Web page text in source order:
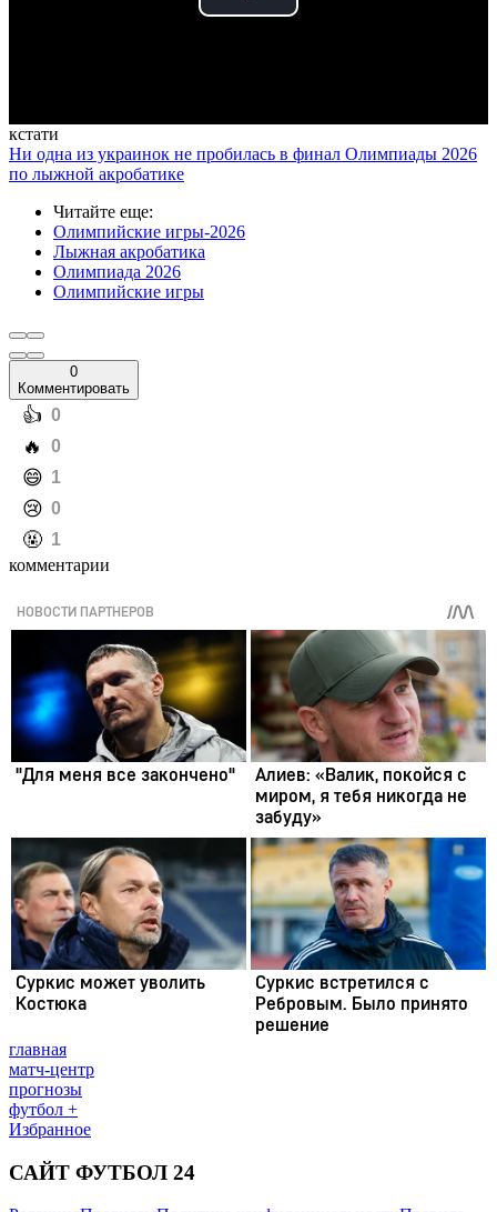
Play
кстати
Ни одна из украинок не пробилась в финал Олимпиады 2026
по лыжной акробатике
Читайте еще:
Олимпийские игры-2026
Лыжная акробатика
Олимпиада 2026
Олимпийские игры
0
Комментировать
️👍 0
️🔥 0
️😄 1
️😢 0
️🤬 1
комментарии
главная
матч-центр
прогнозы
футбол +
Избранное
САЙТ ФУТБОЛ 24